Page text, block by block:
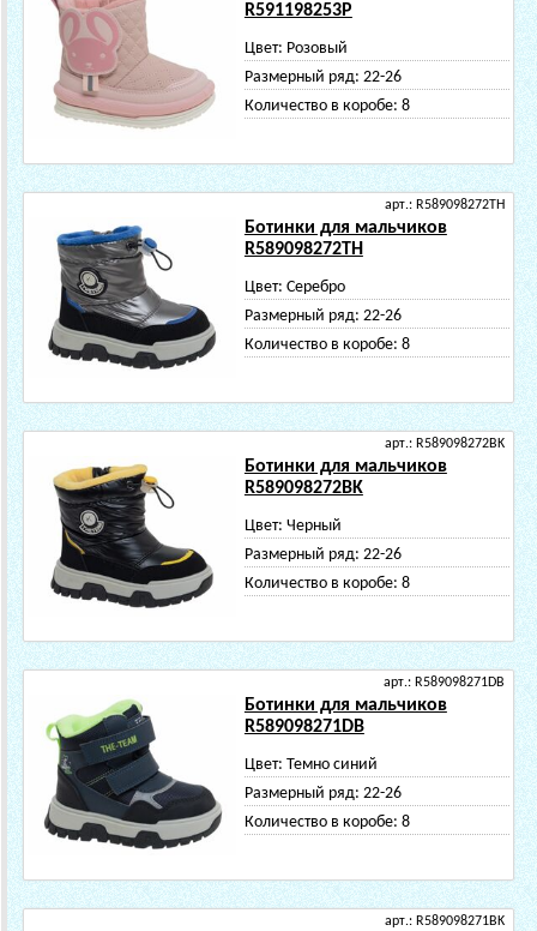
R591198253P
Цвет: Розовый
Размерный ряд: 22-26
Количество в коробе: 8
арт.: R589098272TH
Ботинки для мальчиков
R589098272TH
Цвет: Серебро
Размерный ряд: 22-26
Количество в коробе: 8
арт.: R589098272BK
Ботинки для мальчиков
R589098272BK
Цвет: Черный
Размерный ряд: 22-26
Количество в коробе: 8
арт.: R589098271DB
Ботинки для мальчиков
R589098271DB
Цвет: Темно синий
Размерный ряд: 22-26
Количество в коробе: 8
арт.: R589098271BK